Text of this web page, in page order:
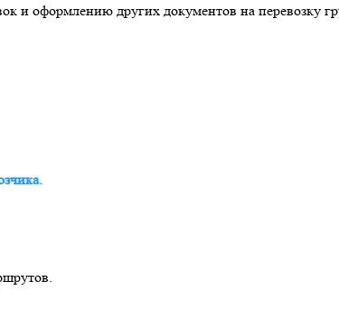
и оформлению других документов на перевозку